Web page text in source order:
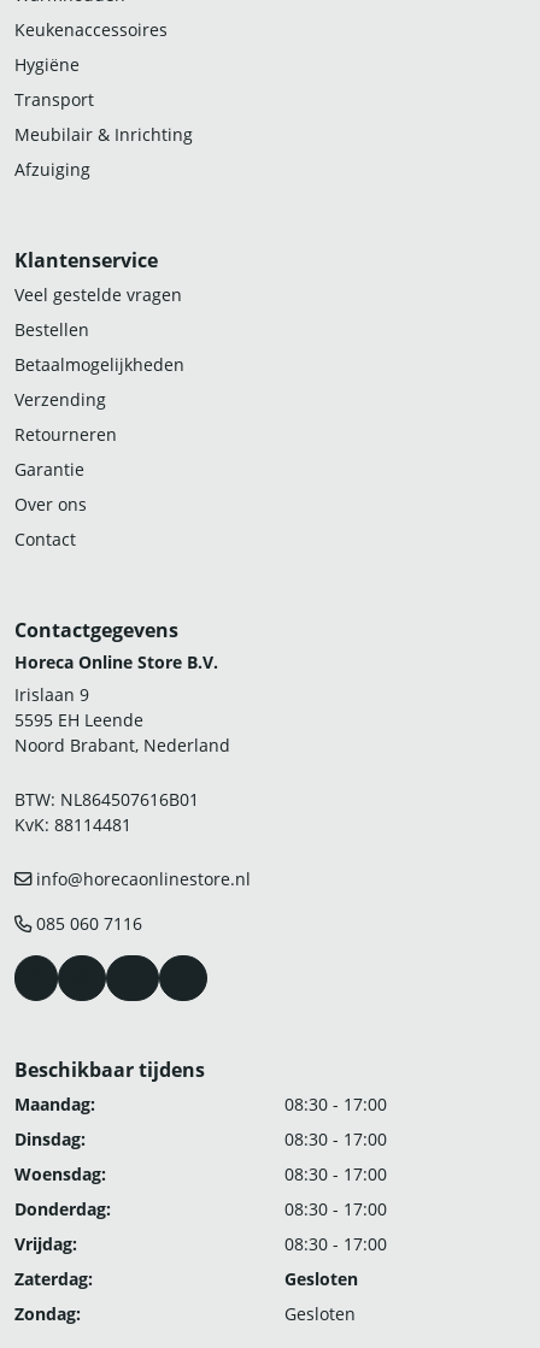
Keukenaccessoires
Hygiëne
Transport
Meubilair & Inrichting
Afzuiging
Klantenservice
Veel gestelde vragen
Bestellen
Betaalmogelijkheden
Verzending
Retourneren
Garantie
Over ons
Contact
Contactgegevens
Horeca Online Store B.V.
Irislaan 9
5595 EH Leende
Noord Brabant, Nederland
BTW: NL864507616B01
KvK: 88114481
info@horecaonlinestore.nl
085 060 7116
Beschikbaar tijdens
Maandag:
08:30 - 17:00
Dinsdag:
08:30 - 17:00
Woensdag:
08:30 - 17:00
Donderdag:
08:30 - 17:00
Vrijdag:
08:30 - 17:00
Zaterdag:
Gesloten
Zondag:
Gesloten